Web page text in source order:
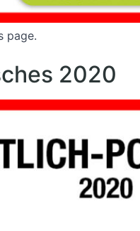
page.
2020